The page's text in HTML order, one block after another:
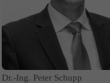
Dr.-Ing. Peter Schupp